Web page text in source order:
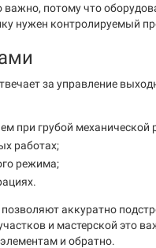
потому что
нужен контролируемый
за управление
при грубой механической
работах;
режима;
аккуратно
и мастерской это
и обратно.